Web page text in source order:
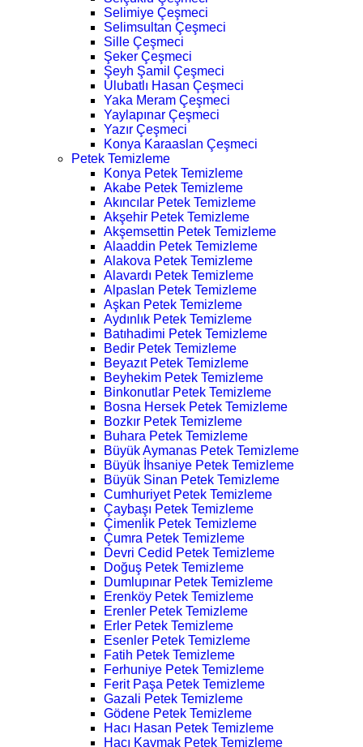
Selimiye Çeşmeci
Selimsultan Çeşmeci
Sille Çeşmeci
Şeker Çeşmeci
Şeyh Şamil Çeşmeci
Ulubatlı Hasan Çeşmeci
Yaka Meram Çeşmeci
Yaylapınar Çeşmeci
Yazır Çeşmeci
Konya Karaaslan Çeşmeci
Petek Temizleme
Konya Petek Temizleme
Akabe Petek Temizleme
Akıncılar Petek Temizleme
Akşehir Petek Temizleme
Akşemsettin Petek Temizleme
Alaaddin Petek Temizleme
Alakova Petek Temizleme
Alavardı Petek Temizleme
Alpaslan Petek Temizleme
Aşkan Petek Temizleme
Aydınlık Petek Temizleme
Batıhadimi Petek Temizleme
Bedir Petek Temizleme
Beyazıt Petek Temizleme
Beyhekim Petek Temizleme
Binkonutlar Petek Temizleme
Bosna Hersek Petek Temizleme
Bozkır Petek Temizleme
Buhara Petek Temizleme
Büyük Aymanas Petek Temizleme
Büyük İhsaniye Petek Temizleme
Büyük Sinan Petek Temizleme
Cumhuriyet Petek Temizleme
Çaybaşı Petek Temizleme
Çimenlik Petek Temizleme
Çumra Petek Temizleme
Devri Cedid Petek Temizleme
Doğuş Petek Temizleme
Dumlupınar Petek Temizleme
Erenköy Petek Temizleme
Erenler Petek Temizleme
Erler Petek Temizleme
Esenler Petek Temizleme
Fatih Petek Temizleme
Ferhuniye Petek Temizleme
Ferit Paşa Petek Temizleme
Gazali Petek Temizleme
Gödene Petek Temizleme
Hacı Hasan Petek Temizleme
Hacı Kaymak Petek Temizleme